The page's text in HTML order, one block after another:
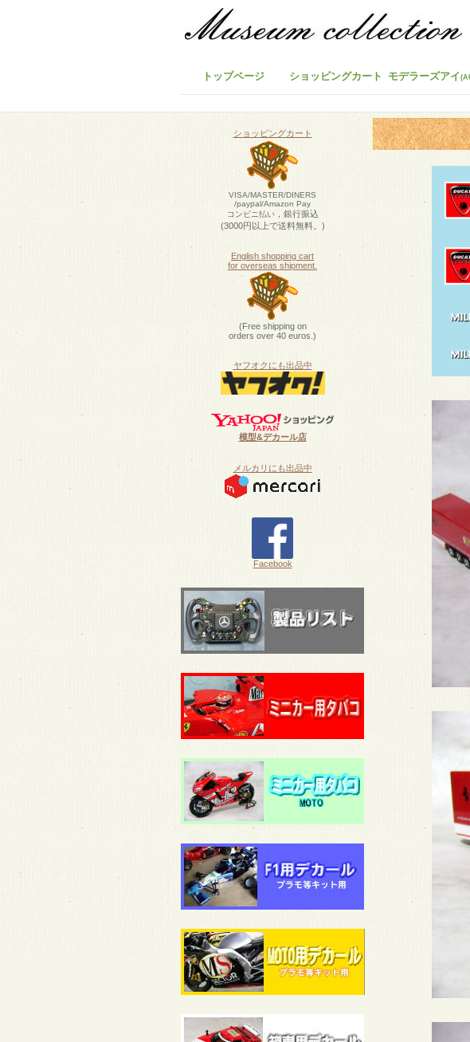
トップページ ショッピングカート モデラーズアイ
ショッピングカート
VISA/MASTER/DINERS
/paypal/Amazon Pay
コンビニ払い，銀行振込
(3000円以上で送料無料。)
English shopping cart
for overseas shipment.
(Free shipping on
orders over 40 euros.)
ヤフオクにも出品中
模型&デカール店
メルカリにも出品中
Facebook